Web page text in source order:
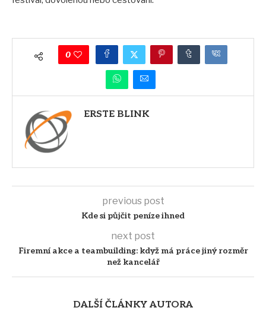
0
ERSTE BLINK
previous post
Kde si půjčit peníze ihned
next post
Firemní akce a teambuilding: když má práce jiný rozměr
než kancelář
DALŠÍ ČLÁNKY AUTORA